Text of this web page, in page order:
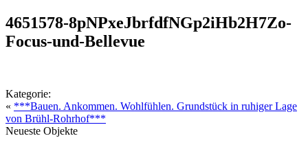
4651578-8pNPxeJbrfdfNGp2iHb2H7Zo-
Focus-und-Bellevue
Kategorie:
« ***Bauen. Ankommen. Wohlfühlen. Grundstück in ruhiger Lage
von Brühl-Rohrhof***
Neueste Objekte